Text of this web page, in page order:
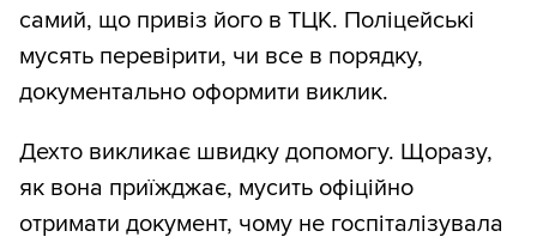
самий, що привіз його в ТЦК. Поліцейські
мусять перевірити, чи все в порядку,
документально оформити виклик.
Дехто викликає швидку допомогу. Щоразу,
як вона приїжджає, мусить офіційно
отримати документ, чому не госпіталізувала